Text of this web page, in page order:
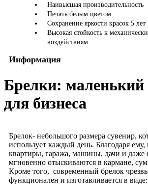
Наивысшая производительность
Печать белым цветом
Сохранение яркости красок 5 лет
Высокая стойкость к
воздействиям
Информация
Брелки: маленький
для бизнеса
Брелок- небольшого размера сувенир,
использует каждый день. Благодаря
квартиры, гаража, машины, дачи и даже
мгновенно отыскиваются в кармане,
Кроме того, современный брелок
функционален и изготавливается в виде: